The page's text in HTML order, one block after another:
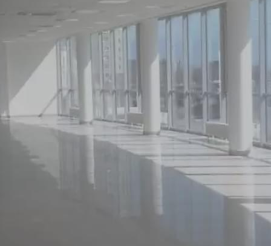
8002 - Г. НОВОРОССИЙСК,
ДЗЕРЖИНСКОГО 197
Краснодарский край
Получить контакты
2 торговая улица Новороссийска присутствие всех
федеральных сетей 1эт свободная планировка,очень хороший
ремонт 2эт расмотрим предложение облагорожинная фасадная
часть остекление могу выслать видео есть деборкадер
633 (+1)